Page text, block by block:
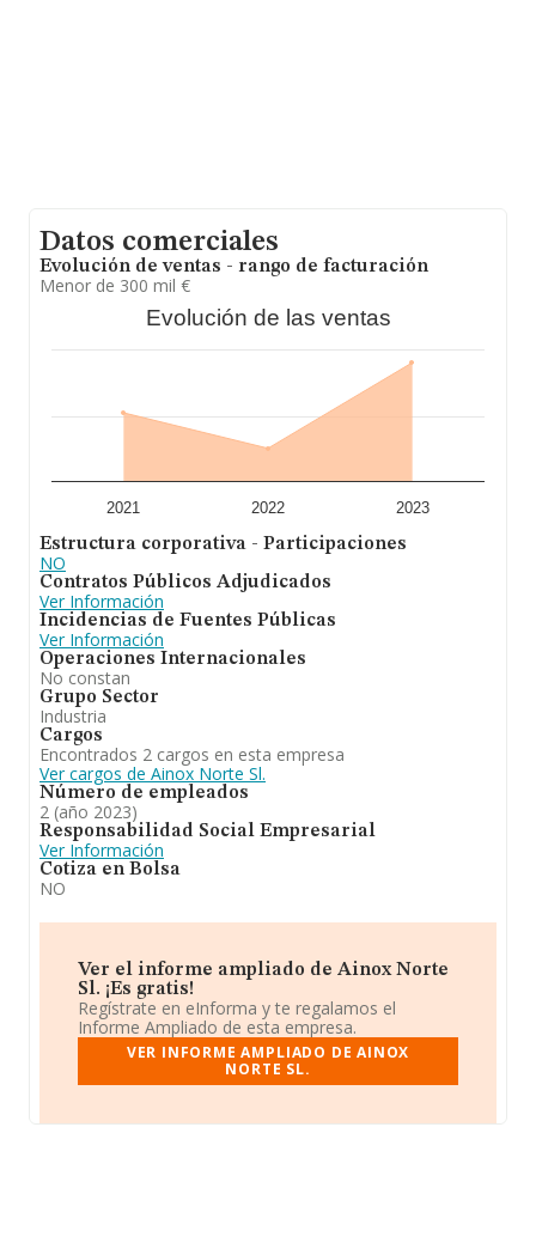
Datos comerciales
Evolución de ventas - rango de facturación
Menor de 300 mil €
Evolución de las ventas
2021 2022 2023
Estructura corporativa - Participaciones
NO
Contratos Públicos Adjudicados
Ver Información
Incidencias de Fuentes Públicas
Ver Información
Operaciones Internacionales
No constan
Grupo Sector
Industria
Cargos
Encontrados 2 cargos en esta empresa
Ver cargos de Ainox Norte Sl.
Número de empleados
2 (año 2023)
Responsabilidad Social Empresarial
Ver Información
Cotiza en Bolsa
NO
Ver el informe ampliado de Ainox Norte
Sl. ¡Es gratis!
Regístrate en eInforma y te regalamos el
Informe Ampliado de esta empresa.
VER INFORME AMPLIADO DE AINOX
NORTE SL.